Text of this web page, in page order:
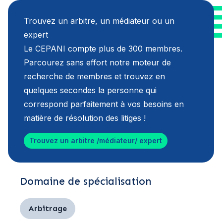
Trouvez un arbitre, un médiateur ou un
expert
Le CEPANI compte plus de 300 membres.
Parcourez sans effort notre moteur de
recherche de membres et trouvez en
quelques secondes la personne qui
correspond parfaitement à vos besoins en
matière de résolution des litiges !
Trouvez un arbitre /médiateur/ expert
Domaine de spécialisation
Arbitrage